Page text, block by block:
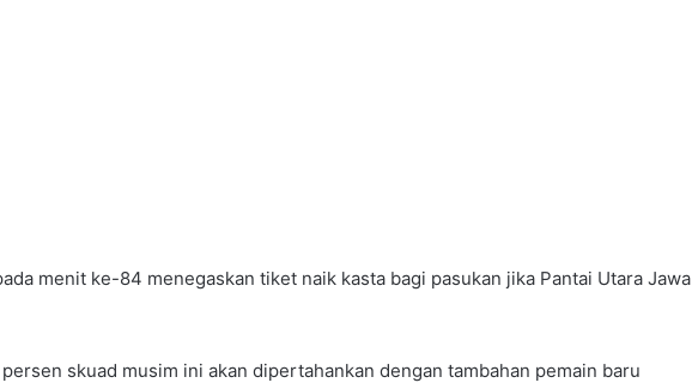
menit ke-84 menegaskan tiket naik kasta bagi pasukan jika Pantai Utara Jawa
skuad musim ini akan dipertahankan dengan tambahan pemain baru